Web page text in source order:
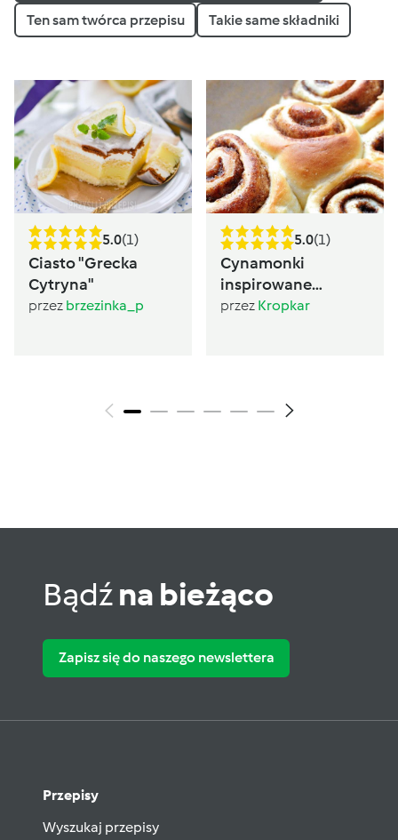
Ten sam twórca przepisu Takie same składniki
5.0(1)
Ciasto "Grecka
Cytryna"
przez brzezinka_p
5.0(1)
Cynamonki
inspirowane
Sugarlady
przez Kropkar
Bądźna bieżąco
Zapisz się do naszego newslettera
Przepisy
Wyszukaj przepisy